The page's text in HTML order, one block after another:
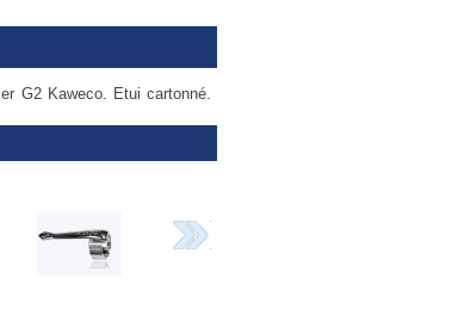
G2 Kaweco. Etui cartonné.